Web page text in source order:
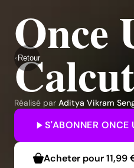
Retour
Once
Réalisé par Aditya Vikram
S'ABONNER ONCE
Acheter pour11,99